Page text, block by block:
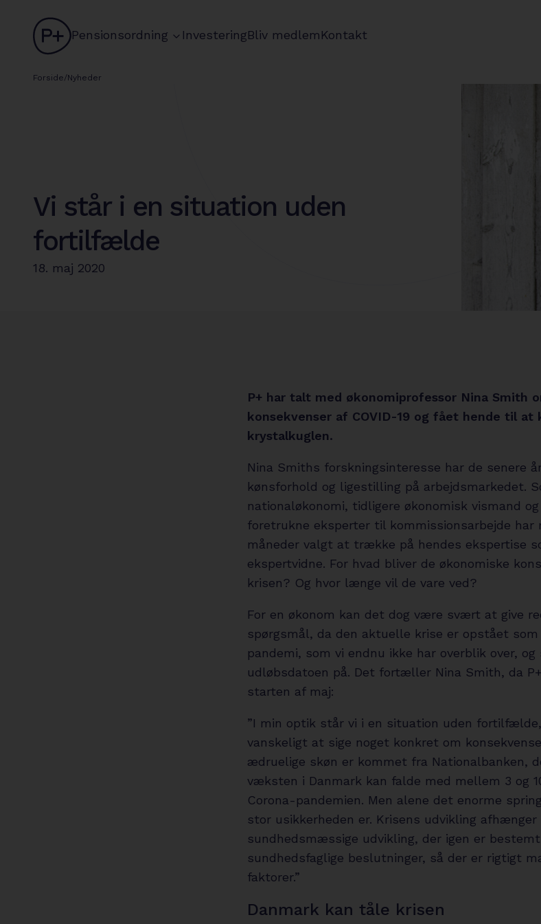
logo
Pensionsordning chevron
InvesteringBliv medlemKontakt
Forside/Nyheder
Vi står i en situation uden
fortilfælde
18. maj 2020
P+ har talt med økonomiprofessor Nina Smith
konsekvenser af COVID-19 og fået hende til
krystalkuglen.
Nina Smiths forskningsinteresse har de senere
kønsforhold og ligestilling på arbejdsmarkedet.
nationaløkonomi, tidligere økonomisk vismand
foretrukne eksperter til kommissionsarbejde har
måneder valgt at trække på hendes ekspertise
ekspertvidne. For hvad bliver de økonomiske
krisen? Og hvor længe vil de vare ved?
For en økonom kan det dog være svært at give
spørgsmål, da den aktuelle krise er opstået
pandemi, som vi endnu ikke har overblik over,
udløbsdatoen på. Det fortæller Nina Smith, da
starten af maj:
”I min optik står vi i en situation uden
vanskeligt at sige noget konkret om
ædruelige skøn er kommet fra Nationalbanken,
væksten i Danmark kan falde med mellem 3 og
Corona-pandemien. Men alene det enorme
stor usikkerheden er. Krisens udvikling
sundhedsmæssige udvikling, der igen er
sundhedsfaglige beslutninger, så der er rigtigt
faktorer.”
Danmark kan tåle krisen